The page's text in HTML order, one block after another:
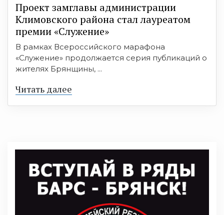
Проект замглавы администрации
Климовского района стал лауреатом
премии «Служение»
В рамках Всероссийского марафона
«Служение» продолжается серия публикаций о
жителях Брянщины, ...
Читать далее